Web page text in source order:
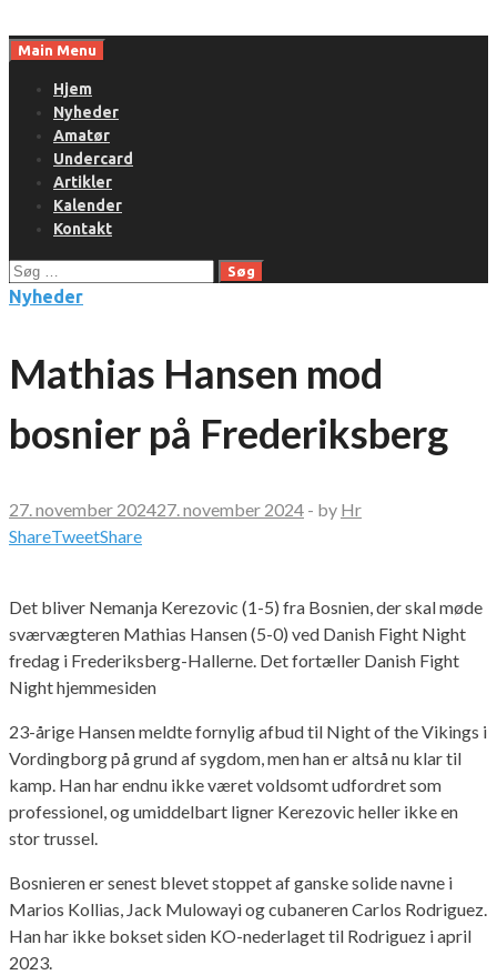
toMain Menu
Hjem
Nyheder
Amatør
Undercard
Artikler
Kalender
Kontakt
Søg
efter:
Nyheder
Mathias Hansen mod
bosnier på Frederiksberg
27. november 202427. november 2024 - by Hr
ShareTweetShare
Det bliver Nemanja Kerezovic (1-5) fra Bosnien, der skal møde
sværvægteren Mathias Hansen (5-0) ved Danish Fight Night
fredag i Frederiksberg-Hallerne. Det fortæller Danish Fight
Night hjemmesiden
23-årige Hansen meldte fornylig afbud til Night of the Vikings i
Vordingborg på grund af sygdom, men han er altså nu klar til
kamp. Han har endnu ikke været voldsomt udfordret som
professionel, og umiddelbart ligner Kerezovic heller ikke en
stor trussel.
Bosnieren er senest blevet stoppet af ganske solide navne i
Marios Kollias, Jack Mulowayi og cubaneren Carlos Rodriguez.
Han har ikke bokset siden KO-nederlaget til Rodriguez i april
2023.